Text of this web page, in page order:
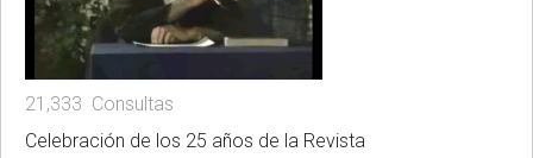
21,333 Consultas
Celebración de los 25 años de la Revista